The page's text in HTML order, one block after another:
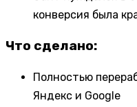
конверсия была
Что сделано:
Полностью
Яндекс и Google